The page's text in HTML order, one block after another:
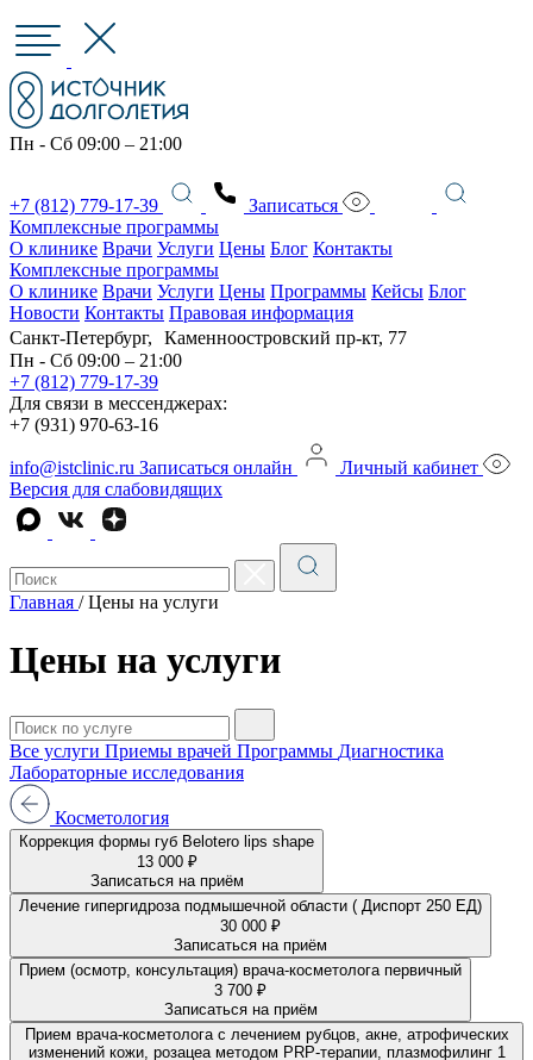
Пн - Сб 09:00 – 21:00
+7 (812) 779-17-39
Записаться
Комплексные программы
О клинике Врачи Услуги Цены Блог Контакты
Комплексные программы
О клинике Врачи Услуги Цены Программы Кейсы Блог
Новости Контакты Правовая информация
Санкт-Петербург, Каменноостровский пр-кт, 77
Пн - Сб 09:00 – 21:00
+7 (812) 779-17-39
Для связи в мессенджерах:
+7 (931) 970-63-16
info@istclinic.ru Записаться онлайн
Личный кабинет
Версия для слабовидящих
Главная / Цены на услуги
Цены на услуги
Все услуги Приемы врачей Программы Диагностика
Лабораторные исследования
Косметология
Коррекция формы губ Belotero lips shape
13 000 ₽
Записаться на приём
Лечение гипергидроза подмышечной области ( Диспорт 250 ЕД)
30 000 ₽
Записаться на приём
Прием (осмотр, консультация) врача-косметолога первичный
3 700 ₽
Записаться на приём
Прием врача-косметолога с лечением рубцов, акне, атрофических
изменений кожи, розацеа методом PRP-терапии, плазмофилинг 1